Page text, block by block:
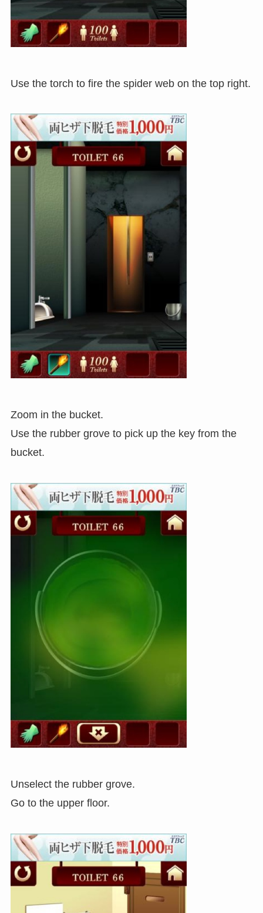
Use the torch to fire the spider web on the top right.
Zoom in the bucket.
Use the rubber grove to pick up the key from the
bucket.
Unselect the rubber grove.
Go to the upper floor.